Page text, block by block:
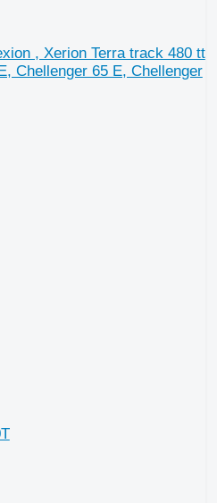
, Xerion Terra track 480 tt
Chellenger 65 E, Chellenger